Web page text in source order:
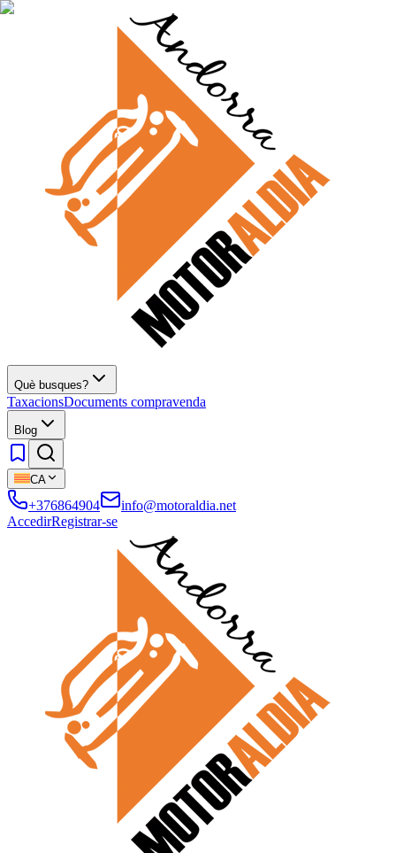
Què busques?
TaxacionsDocuments compravenda
Blog
CA
+376864904
info@motoraldia.net
AccedirRegistrar-se